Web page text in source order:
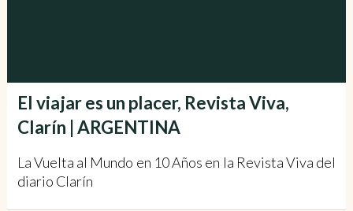
El viajar es un placer, Revista Viva,
Clarín | ARGENTINA
La Vuelta al Mundo en 10 Años en la Revista Viva del
diario Clarín